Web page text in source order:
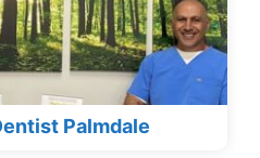
Palmdale